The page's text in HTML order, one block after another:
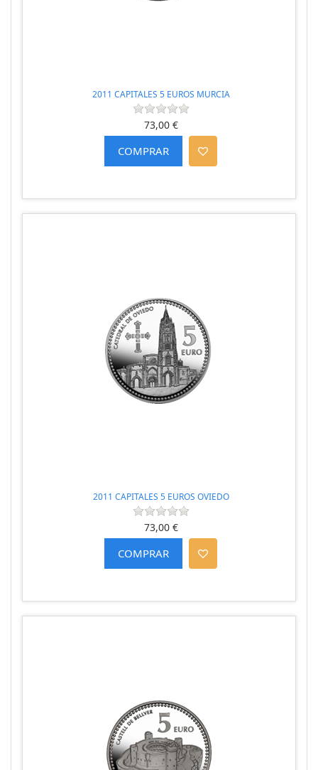
2011 CAPITALES 5 EUROS MURCIA
73,00 €
2011 CAPITALES 5 EUROS OVIEDO
73,00 €